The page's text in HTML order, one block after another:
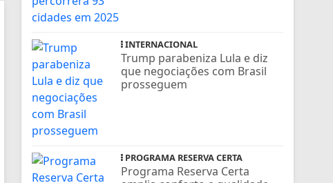
INTERNACIONAL
Trump parabeniza Lula e diz
que negociações com Brasil
prosseguem
PROGRAMA RESERVA CERTA
Programa Reserva Certa